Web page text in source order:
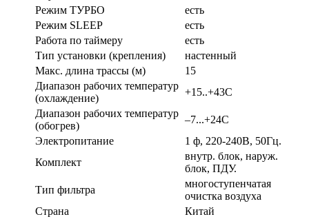
Режим ТУРБО
есть
Режим SLEEP
есть
Работа по таймеру
есть
Тип установки (крепления)
настенный
Макс. длина трассы (м)
15
Диапазон рабочих температур
(охлаждение)
+15..+43С
Диапазон рабочих температур
(обогрев)
–7...+24С
Электропитание
1 ф, 220-240В, 50Гц.
Комплект
внутр. блок, наруж.
блок, ПДУ.
Тип фильтра
многоступенчатая
очистка воздуха
Страна
Китай